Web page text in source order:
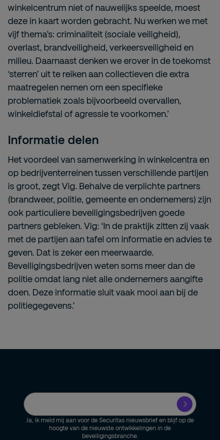
winkelcentrum niet of nauwelijks speelde, moest
deze in kaart worden gebracht. Nu werken we met
vijf thema’s: criminaliteit (sociale veiligheid),
overlast, brandveiligheid, verkeersveiligheid en
milieu. Daarnaast denken we erover in de toekomst
‘sterren’ uit te reiken aan collectieven die extra
maatregelen nemen om een specifieke
problematiek zoals bijvoorbeeld overvallen,
winkeldiefstal of agressie te voorkomen.’
Informatie delen
Het voordeel van samenwerking in winkelcentra en
op bedrijventerreinen tussen verschillende partijen
is groot, zegt Vig. Behalve de verplichte partners
(brandweer, politie, gemeente en ondernemers) zijn
ook particuliere beveiligingsbedrijven goede
partners gebleken. Vig: ‘In de praktijk zitten zij vaak
met de partijen aan tafel om informatie en advies te
geven. Dat is zeker een meerwaarde.
Beveiligingsbedrijven weten soms meer dan de
politie omdat lang niet alle ondernemers aangifte
doen. Deze informatie sluit vaak mooi aan bij de
politiegegevens.’
Ja, ik meld mij aan voor de Securitas nieuwsbrief en blijf op de
hoogte van de nieuwste ontwikkelingen in de
beveiligingsbranche.